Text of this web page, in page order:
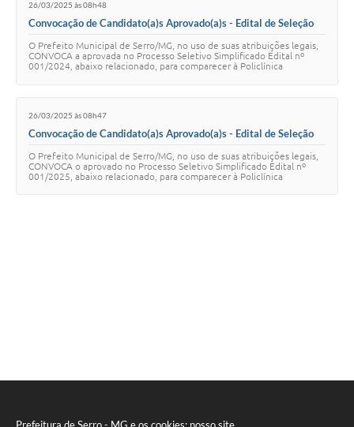
Listagem de Contribuintes Inscritos na Dívida Ativa do
Município
26/03/2025 às 08h48
Convocação de Candidato(a)s Aprovado(a)s - Edital de Seleção
O Prefeito Municipal de Serro/MG, no uso de suas atribuições legais,
CONVOCA a aprovada no Processo Seletivo Simplificado Edital nº
001/2024, abaixo relacionado, para comparecer à Policlínica
26/03/2025 às 08h47
Convocação de Candidato(a)s Aprovado(a)s - Edital de Seleção
O Prefeito Municipal de Serro/MG, no uso de suas atribuições legais,
CONVOCA o aprovado no Processo Seletivo Simplificado Edital nº
001/2025, abaixo relacionado, para comparecer à Policlínica